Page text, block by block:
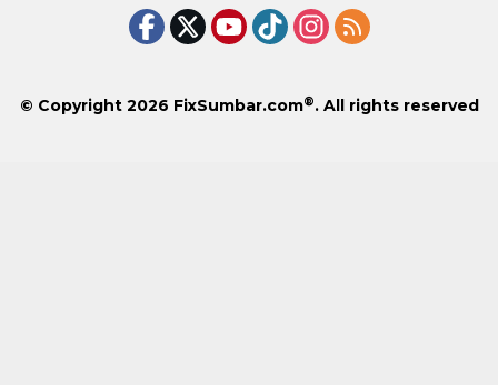
© Copyright 2026 FixSumbar.com®. All rights reserved